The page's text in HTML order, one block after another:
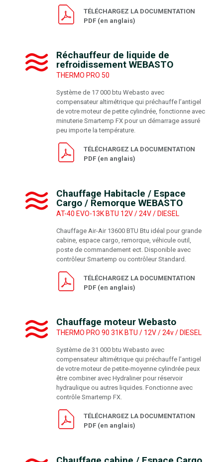
TÉLÉCHARGEZ LA DOCUMENTATION
PDF (en anglais)
Réchauffeur de liquide de
refroidissement WEBASTO
THERMO PRO 50
Système de 17 000 btu Webasto avec
compensateur altimétrique qui préchauffe l’antigel
de votre moteur de petite cylindrée, fonctionne avec
minuterie Smartemp FX pour un démarrage assuré
peu importe la température.
TÉLÉCHARGEZ LA DOCUMENTATION
PDF (en anglais)
Chauffage Habitacle / Espace
Cargo / Remorque WEBASTO
AT-40 EVO-13K BTU 12V / 24V / DIESEL
Chauffage Air-Air 13600 BTU Btu idéal pour grande
cabine, espace cargo, remorque, véhicule outil,
poste de commandement ect. Disponible avec
contrôleur Smartemp ou contrôleur Standard.
TÉLÉCHARGEZ LA DOCUMENTATION
PDF (en anglais)
Chauffage moteur Webasto
THERMO PRO 90 31K BTU / 12V / 24v / DIESEL
Système de 31 000 btu Webasto avec
compensateur altimétrique qui préchauffe l’antigel
de votre moteur de petite-moyenne cylindrée peux
être combiner avec Hydraliner pour réservoir
hydraulique ou autres liquides. Fonctionne avec
contrôle Smartemp FX.
TÉLÉCHARGEZ LA DOCUMENTATION
PDF (en anglais)